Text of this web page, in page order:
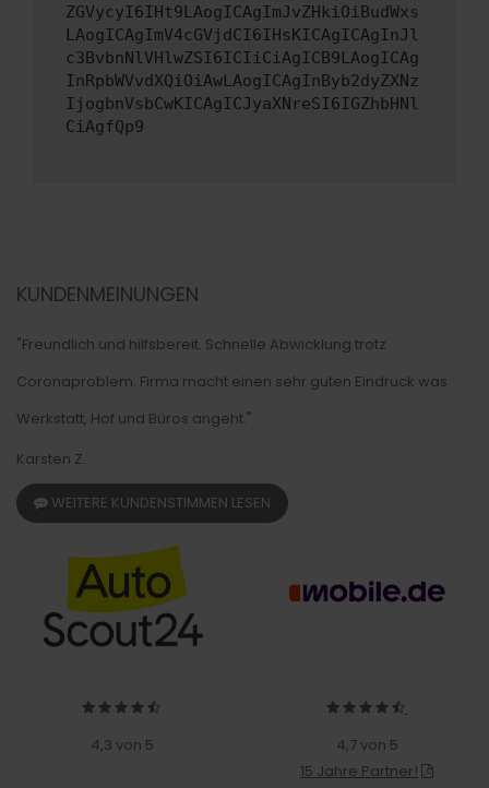
ZGVycyI6IHt9LAogICAgImJvZHkiOiBudWxs
LAogICAgImV4cGVjdCI6IHsKICAgICAgInJl
c3BvbnNlVHlwZSI6ICIiCiAgICB9LAogICAg
InRpbWVvdXQiOiAwLAogICAgInByb2dyZXNz
IjogbnVsbCwKICAgICJyaXNreSI6IGZhbHNl
CiAgfQp9
KUNDENMEINUNGEN
"Freundlich und hilfsbereit. Schnelle Abwicklung trotz
Coronaproblem. Firma macht einen sehr guten Eindruck was
Werkstatt, Hof und Büros angeht."
Karsten Z.
WEITERE KUNDENSTIMMEN LESEN
4,3 von 5
4,7 von 5
15 Jahre Partner!